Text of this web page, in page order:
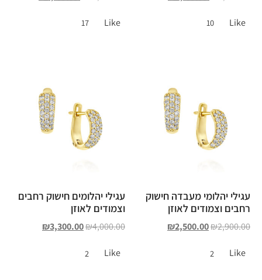
Like
10
Like
17
עגילי יהלומי מעבדה חישוק
רחבים וצמודים לאוזן
₪2,900.00
₪2,500.00
Like
2
עגילי יהלומים חישוק רחבים
וצמודים לאוזן
₪4,000.00
₪3,300.00
Like
2